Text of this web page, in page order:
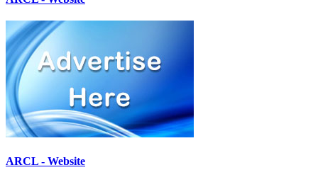
ARCL - Website